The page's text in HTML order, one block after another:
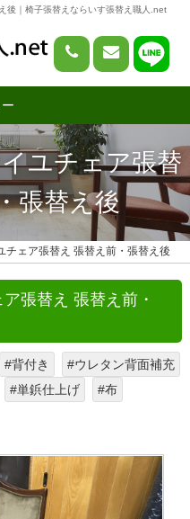
後｜椅子張替えならいす張替え職人.net
ユチェア張替
張替え後
チェア張替え 張替え前・張替え後
張替え 張替え前・
#背付き
#ウレタン背面補充
#単鋲仕上げ
#布